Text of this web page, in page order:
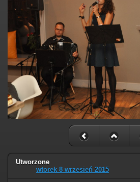
Utworzone
wtorek 8 wrzesień 2015